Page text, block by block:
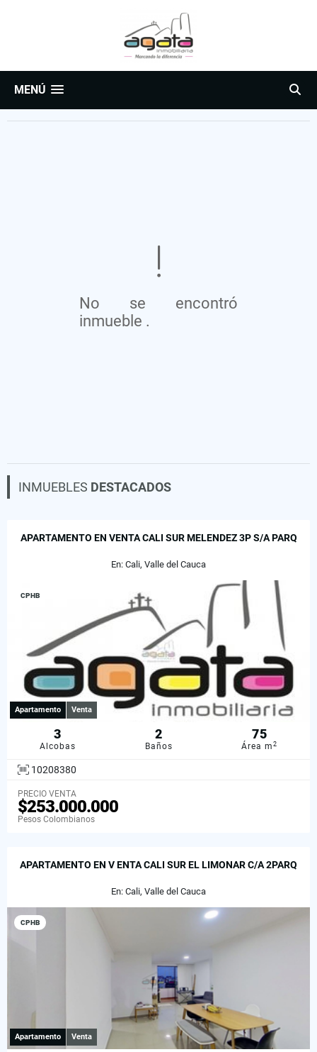
MENÚ
No se encontró
inmueble .
INMUEBLES DESTACADOS
APARTAMENTO EN VENTA CALI SUR MELENDEZ 3P S/A PARQ
En: Cali, Valle del Cauca
CPHB
Apartamento Venta
3
Alcobas
2
Baños
75
Área m2
10208380
PRECIO VENTA
$253.000.000
Pesos Colombianos
APARTAMENTO EN V ENTA CALI SUR EL LIMONAR C/A 2PARQ
En: Cali, Valle del Cauca
CPHB
Apartamento Venta